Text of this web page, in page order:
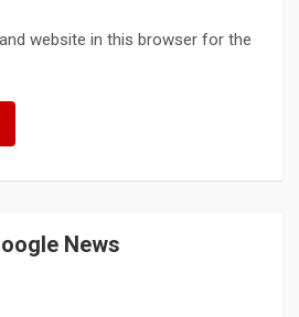
website in this browser for the
News